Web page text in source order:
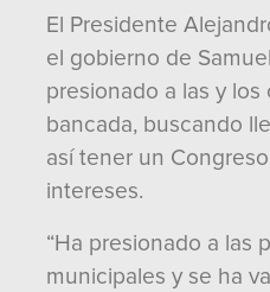
El Presidente
el gobierno de
presionado a las y
bancada, buscando
así tener un
intereses.
“Ha presionado a las
municipales y se ha